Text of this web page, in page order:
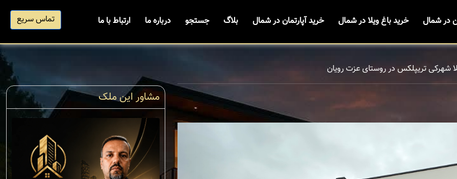
در شمال خرید باغ ویلا در شمال خرید آپارتمان در شمال بلاگ جستجو درباره ما ارتباط با ما تماس سریع
شهرکی تریپلکس در روستای عزت رویان
مشاور این ملک